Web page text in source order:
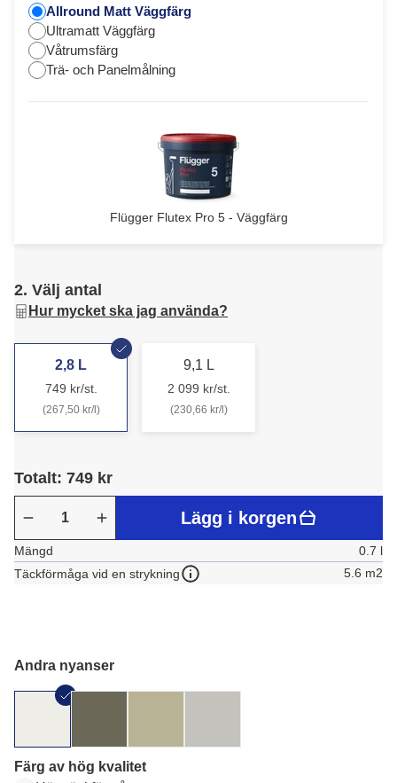
Allround Matt Väggfärg
Ultramatt Väggfärg
Våtrumsfärg
Trä- och Panelmålning
Flügger Flutex Pro 5 - Väggfärg
2. Välj antal
Hur mycket ska jag använda?
2,8 L
749 kr/st.
(267,50 kr/l)
9,1 L
2 099 kr/st.
(230,66 kr/l)
Totalt: 749 kr
Lägg i korgen
Mängd
0.7 l
Täckförmåga vid en strykning
5.6 m2
Andra nyanser
Färg av hög kvalitet